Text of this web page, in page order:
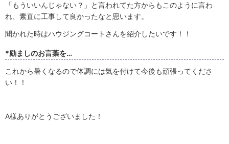
「もういいんじゃない？」と言われてた方からもこのように言わ
れ、素直に工事して良かったなと思います。
聞かれた時はハウジングコートさんを紹介したいです！！
*励ましのお言葉を…
これから暑くなるので体調には気を付けて今後も頑張ってくださ
い！！
A様ありがとうございました！